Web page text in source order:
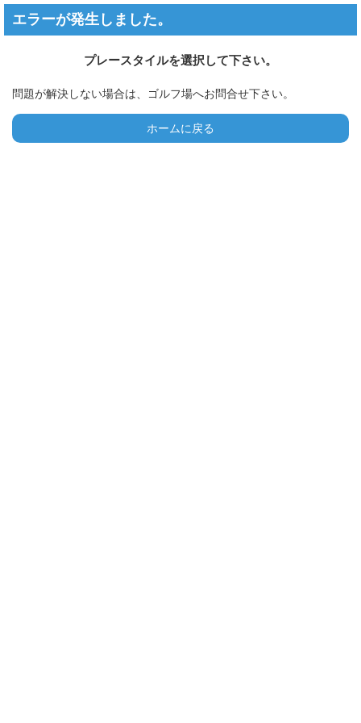
エラーが発生しました。
プレースタイルを選択して下さい。
問題が解決しない場合は、ゴルフ場へお問合せ下さい。
ホームに戻る